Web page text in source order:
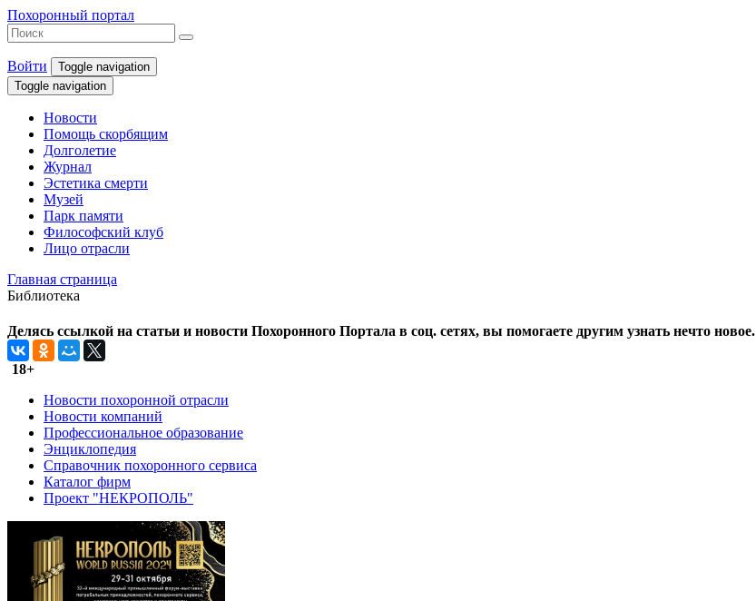
Похоронный портал
Войти
Toggle navigation
Toggle navigation
Новости
Помощь скорбящим
Долголетие
Журнал
Эстетика смерти
Музей
Парк памяти
Философский клуб
Лицо отрасли
Главная страница
Библиотека
Делясь ссылкой на статьи и новости Похоронного Портала в соц. сетях, вы помогаете другим узнать нечто новое.
18+
Новости похоронной отрасли
Новости компаний
Профессиональное образование
Энциклопедия
Справочник похоронного сервиса
Каталог фирм
Проект "НЕКРОПОЛЬ"